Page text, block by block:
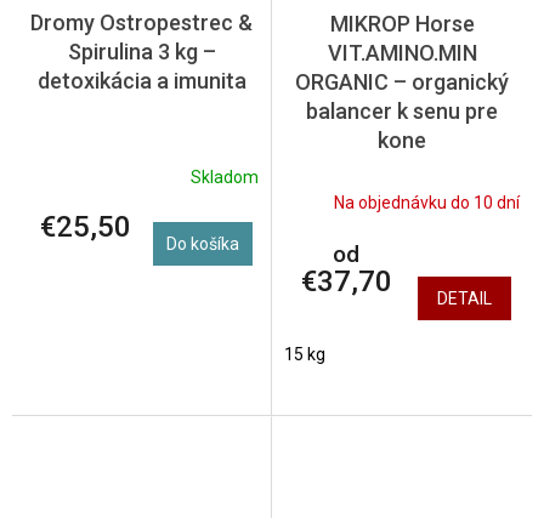
Dromy Ostropestrec &
Spirulina 3 kg –
detoxikácia a imunita
Skladom
€25,50 Do košíka
MIKROP Horse
VIT.AMINO.MIN
ORGANIC – organický
balancer k senu pre
kone
Na objednávku do 10 dní
od
€37,70 DETAIL
15 kg